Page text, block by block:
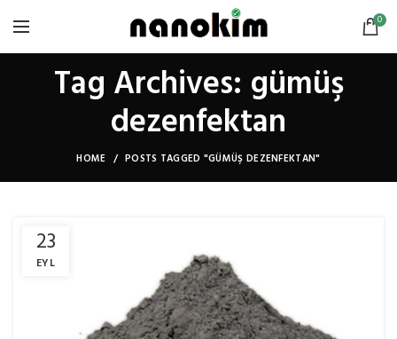
0
Tag Archives: gümüş
dezenfektan
HOME POSTS TAGGED "GÜMÜŞ DEZENFEKTAN"
23
EYL